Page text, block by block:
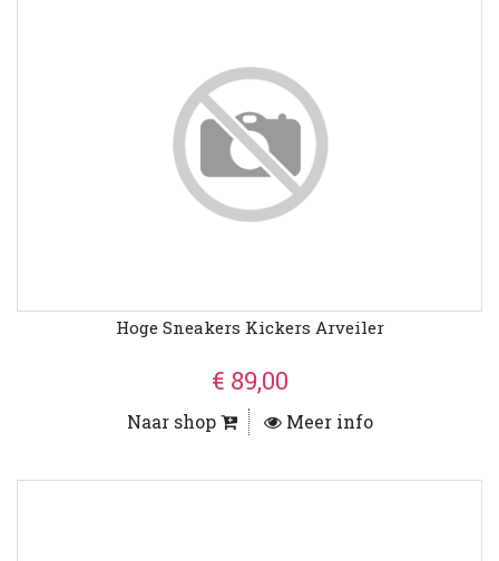
Hoge Sneakers Kickers Arveiler
€ 89,00
Naar shop Meer info